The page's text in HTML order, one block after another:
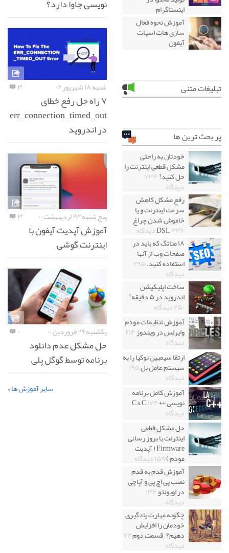
اینستاگرام
آموزش نحوه فعال
سازی هات اسپات
آیفون
تبلیغات متنی
پر بحث ترین ها
خودتان به راحتی
مشکل قطعی اینترنت را
حل کنید!۷۳۴
دیدگاه
رفع مشکل کاهش
سرعت اینترنت و یا
خاموش شدن چراغ
DSL۳۳۶ دیدگاه
۱۸ متاتگ که باید در
صفحات وب از آنها
استفاده کنید.۲۹۵
دیدگاه
ساخت اپلیکیشن
اندروید در ۵ دقیقه!
۲۵۰ دیدگاه
آموزش تنظیمات مودم
وایرلس در ویندوز۲۱۴
دیدگاه
ارتقا سیمبین نوکیا را به
سیستم عامل بل۱۹۵
دیدگاه
آموزش کامل برنامه
نویسی ++C & C۱۷۴
دیدگاه
حل مشکل قطعی
اینترنت با بروز رسانی
Firmware ( آپدیت
مودم )۱۵۹ دیدگاه
آموزش قدم به قدم
نصب پی اچ پی و آپاچی
در اوبونتو۱۳۴
دیدگاه
چگونه مهارت یادگیری
خودمان را افزایش
دهیم؟ – قسمت دوم۷۲
دیدگاه
نویسی جاوا دارد؟
شنبه ۱۸ شهریور ۰۲ ۳
۷ راه حل رفع خطای
err_connection_timed_out
در اندروید
پنج شنبه ۲۳ اردیبهشت ۰۰ ۳
آموزش آپدیت آیفون با
اینترنت گوشی
یکشنبه ۲۹ فروردین ۰۰ ۰
حل مشکل عدم دانلود
برنامه توسط گوگل پلی
سایر آموزش ها »